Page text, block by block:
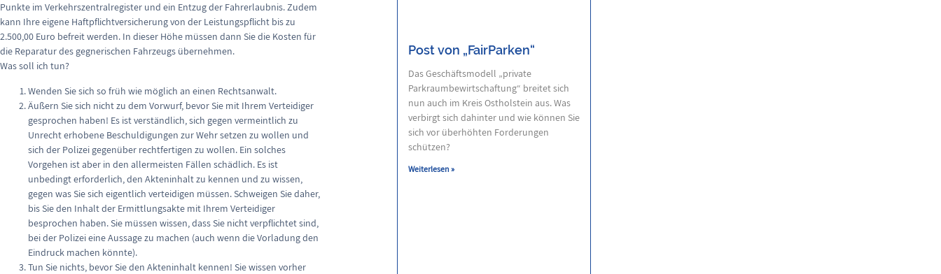
Punkte im Verkehrszentralregister und ein Entzug der Fahrerlaubnis. Zudem
kann Ihre eigene Haftpflichtversicherung von der Leistungspflicht bis zu
2.500,00 Euro befreit werden. In dieser Höhe müssen dann Sie die Kosten für
die Reparatur des gegnerischen Fahrzeugs übernehmen.
Was soll ich tun?
Wenden Sie sich so früh wie möglich an einen Rechtsanwalt.
Äußern Sie sich nicht zu dem Vorwurf, bevor Sie mit Ihrem Verteidiger
gesprochen haben! Es ist verständlich, sich gegen vermeintlich zu
Unrecht erhobene Beschuldigungen zur Wehr setzen zu wollen und
sich der Polizei gegenüber rechtfertigen zu wollen. Ein solches
Vorgehen ist aber in den allermeisten Fällen schädlich. Es ist
unbedingt erforderlich, den Akteninhalt zu kennen und zu wissen,
gegen was Sie sich eigentlich verteidigen müssen. Schweigen Sie daher,
bis Sie den Inhalt der Ermittlungsakte mit Ihrem Verteidiger
besprochen haben. Sie müssen wissen, dass Sie nicht verpflichtet sind,
bei der Polizei eine Aussage zu machen (auch wenn die Vorladung den
Eindruck machen könnte).
Tun Sie nichts, bevor Sie den Akteninhalt kennen! Sie wissen vorher
Post von „FairParken“
Das Geschäftsmodell „private
Parkraumbewirtschaftung“ breitet sich
nun auch im Kreis Ostholstein aus. Was
verbirgt sich dahinter und wie können Sie
sich vor überhöhten Forderungen
schützen?
Weiterlesen »